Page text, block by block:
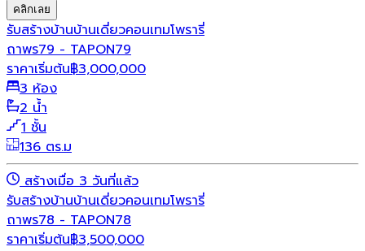
คลิกเลย
รับสร้างบ้านบ้านเดี่ยวคอนเทมโพรารี่
ถาพร79 - TAPON79
ราคาเริ่มต้น฿3,000,000
3 ห้อง
2 น้ำ
1 ชั้น
136 ตร.ม
สร้างเมื่อ 3 วันที่แล้ว
รับสร้างบ้านบ้านเดี่ยวคอนเทมโพรารี่
ถาพร78 - TAPON78
ราคาเริ่มต้น฿3,500,000